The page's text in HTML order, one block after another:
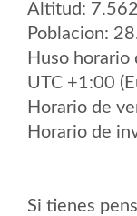
Altitud:
Poblacion:
Huso horario
UTC +1:00
Horario de
Horario de
Si tienes